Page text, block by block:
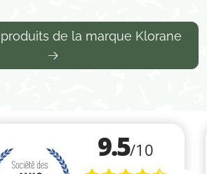
de la marque Klorane